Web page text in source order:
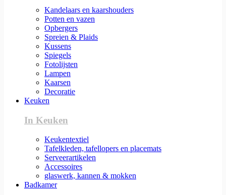
Kandelaars en kaarshouders
Potten en vazen
Opbergers
Spreien & Plaids
Kussens
Spiegels
Fotolijsten
Lampen
Kaarsen
Decoratie
Keuken
In Keuken
Keukentextiel
Tafelkleden, tafellopers en placemats
Serveerartikelen
Accessoires
glaswerk, kannen & mokken
Badkamer